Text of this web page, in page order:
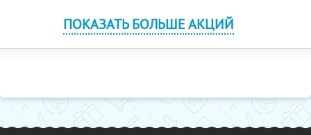
ПОКАЗАТЬ БОЛЬШЕ АКЦИЙ